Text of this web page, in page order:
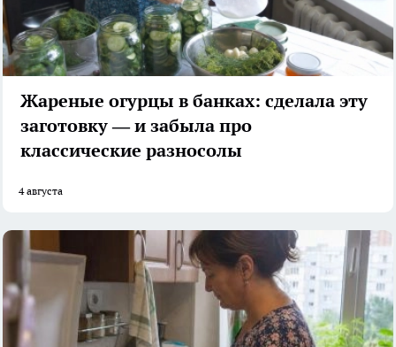
Жареные огурцы в банках: сделала эту
заготовку — и забыла про
классические разносолы
4 августа